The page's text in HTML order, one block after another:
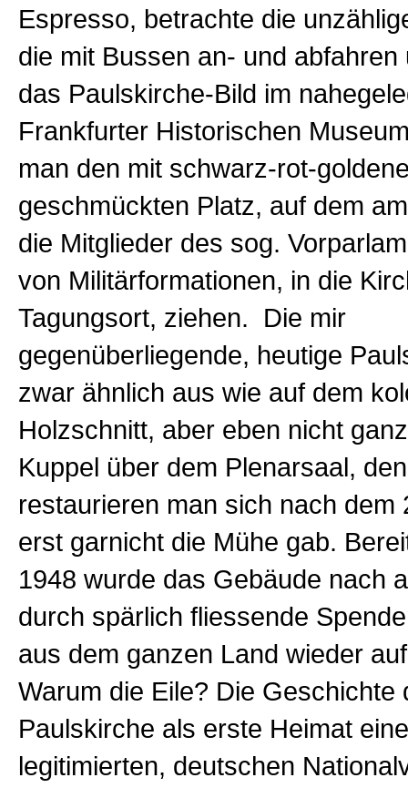
Espresso, betrachte die
die mit Bussen an- und abfahren
das Paulskirche-Bild im
Frankfurter Historischen
man den mit schwarz-rot-
geschmückten Platz, auf dem
die Mitglieder des sog.
von Militärformationen, in die
Tagungsort, ziehen. Die mir
gegenüberliegende, heutige
zwar ähnlich aus wie auf dem
Holzschnitt, aber eben nicht
Kuppel über dem Plenarsaal,
restaurieren man sich nach dem
erst garnicht die Mühe gab.
1948 wurde das Gebäude nach
durch spärlich fliessende
aus dem ganzen Land wieder
Warum die Eile? Die Geschichte
Paulskirche als erste Heimat
legitimierten, deutschen